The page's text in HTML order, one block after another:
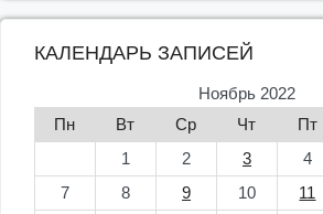
КАЛЕНДАРЬ ЗАПИСЕЙ
Ноябрь 2022
Пн
Вт Ср Чт Пт
1
2 3 4
7
8 9 10 11